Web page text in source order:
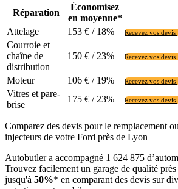
Réparation
Économisez
en moyenne*
Attelage
153 € / 18% Recevez vos devis
Courroie et
chaîne de
distribution
150 € / 23% Recevez vos devis
Moteur 106 € / 19% Recevez vos devis
Vitres et pare-
brise
175 € / 23% Recevez vos devis
Comparez des devis pour le remplacement
injecteurs de votre Ford près de Lyon
Autobutler a accompagné 1 624 875
Trouvez facilement un garage de qualité
jusqu'à 50%* en comparant des devis sur